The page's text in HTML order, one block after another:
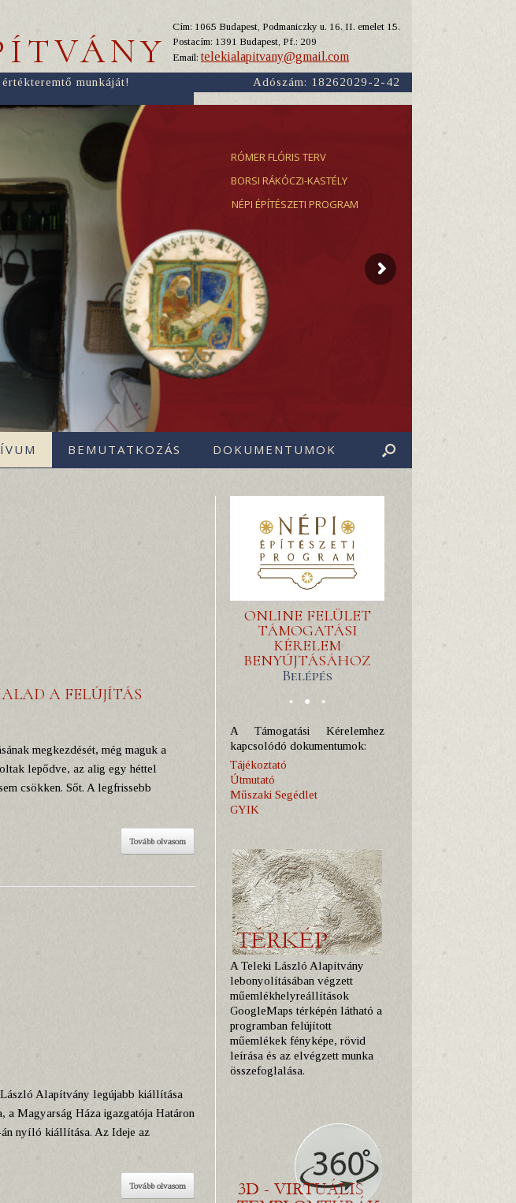
Cím: 1065 Budapest, Podmaniczky u. 16. II. emelet 15.
Postacím: 1391 Budapest, Pf.: 209
Email:telekialapitvany@gmail.com
munkáját!
Adószám: 18262029-2-42
RÓMER FLÓRIS TERV
BORSI RÁKÓCZI-KASTÉLY
NÉPI ÉPÍTÉSZETI PROGRAM
BEMUTATKOZÁS DOKUMENTUMOK
A FELÚJÍTÁS
megkezdését, még maguk a
lepődve, az alig egy héttel
csökken. Sőt. A legfrissebb
Tovább olvasom
Alapítvány legújabb kiállítása
Magyarság Háza igazgatója Határon
nyíló kiállítása. Az Ideje az
Tovább olvasom
ONLINE FELÜLET
TÁMOGATÁSI
KÉRELEM
BENYÚJTÁSÁHOZ
Belépés
A Támogatási Kérelemhez
kapcsolódó dokumentumok:
Tájékoztató
Útmutató
Műszaki Segédlet
GYIK
A Teleki László Alapítvány
lebonyolításában végzett
műemlékhelyreállítások
GoogleMaps térképén látható a
programban felújított
műemlékek fényképe, rövid
leírása és az elvégzett munka
összefoglalása.